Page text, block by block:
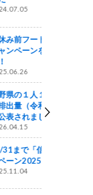
ブ統一
ていま
りのご
実績）
きりキャ
です！